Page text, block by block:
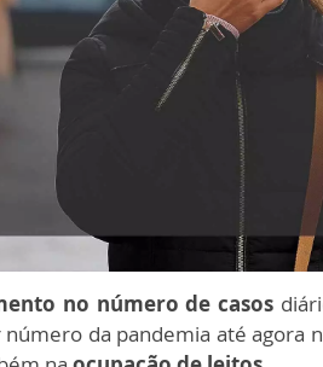
no número de casos
da pandemia até agora